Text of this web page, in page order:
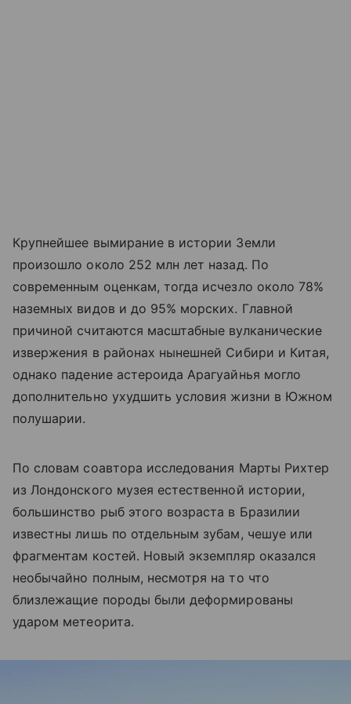
Крупнейшее вымирание в истории Земли
произошло около 252 млн лет назад. По
современным оценкам, тогда исчезло около 78%
наземных видов и до 95% морских. Главной
причиной считаются масштабные вулканические
извержения в районах нынешней Сибири и Китая,
однако падение астероида Арагуайнья могло
дополнительно ухудшить условия жизни в Южном
полушарии.
По словам соавтора исследования Марты Рихтер
из Лондонского музея естественной истории,
большинство рыб этого возраста в Бразилии
известны лишь по отдельным зубам, чешуе или
фрагментам костей. Новый экземпляр оказался
необычайно полным, несмотря на то что
близлежащие породы были деформированы
ударом метеорита.